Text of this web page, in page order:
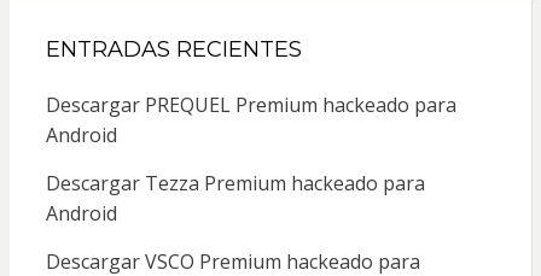
ENTRADAS RECIENTES
Descargar PREQUEL Premium hackeado para
Android
Descargar Tezza Premium hackeado para
Android
Descargar VSCO Premium hackeado para